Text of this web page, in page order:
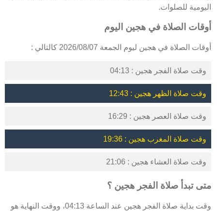
اليومية للصلوات.
أوقات الصلاة في هجين اليوم
أوقات الصلاة في هجين ليوم الجمعة 2026/08/07 كالتالي :
وقت صلاة الفجر هجين : 04:13
وقت صلاة الظهر هجين : 12:43
وقت صلاة العصر هجين : 16:29
وقت صلاة المغرب هجين : 19:36
وقت صلاة العشاء هجين : 21:06
متى تبدأ صلاة الفجر هجين ؟
وقت بداية صلاة الفجر هجين عند الساعة 04:13، ووقت النهاية هو